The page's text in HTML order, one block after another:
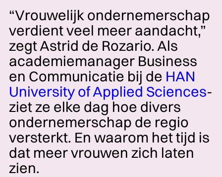
“Vrouwelijk ondernemerschap
verdient veel meer aandacht,”
zegt Astrid de Rozario. Als
academiemanager Business
en Communicatie­­­ bij de HAN
University of Applied Sciences­­­
ziet ze elke dag hoe divers
ondernemerschap de regio
versterkt. En waarom het tijd is
dat meer vrouwen zich laten
zien.